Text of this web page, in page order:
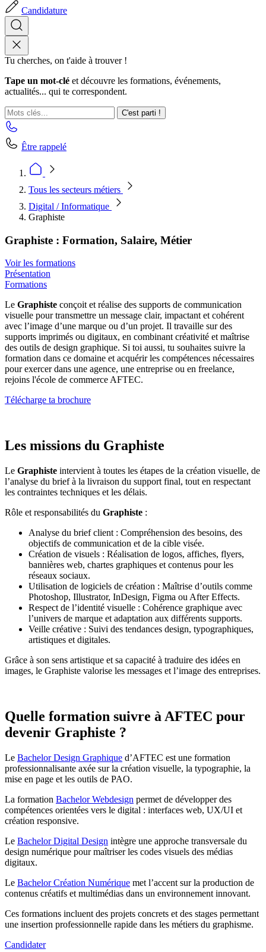
Candidature
Tu cherches, on t'aide à trouver !
Tape un mot-clé et découvre les formations, événements,
actualités... qui te correspondent.
C'est parti !
Être rappelé
Tous les secteurs métiers
Digital / Informatique
Graphiste
Graphiste : Formation, Salaire, Métier
Voir les formations
Présentation
Formations
Le Graphiste conçoit et réalise des supports de communication
visuelle pour transmettre un message clair, impactant et cohérent
avec l’image d’une marque ou d’un projet. Il travaille sur des
supports imprimés ou digitaux, en combinant créativité et maîtrise
des outils de design graphique. Si toi aussi, tu souhaites suivre la
formation dans ce domaine et acquérir les compétences nécessaires
pour exercer dans une agence, une entreprise ou en freelance,
rejoins l'école de commerce AFTEC.
Télécharge ta brochure
Les missions du Graphiste
Le Graphiste intervient à toutes les étapes de la création visuelle, de
l’analyse du brief à la livraison du support final, tout en respectant
les contraintes techniques et les délais.
Rôle et responsabilités du Graphiste :
Analyse du brief client : Compréhension des besoins, des
objectifs de communication et de la cible visée.
Création de visuels : Réalisation de logos, affiches, flyers,
bannières web, chartes graphiques et contenus pour les
réseaux sociaux.
Utilisation de logiciels de création : Maîtrise d’outils comme
Photoshop, Illustrator, InDesign, Figma ou After Effects.
Respect de l’identité visuelle : Cohérence graphique avec
l’univers de marque et adaptation aux différents supports.
Veille créative : Suivi des tendances design, typographiques,
artistiques et digitales.
Grâce à son sens artistique et sa capacité à traduire des idées en
images, le Graphiste valorise les messages et l’image des entreprises.
Quelle formation suivre à AFTEC pour
devenir Graphiste ?
Le Bachelor Design Graphique d’AFTEC est une formation
professionnalisante axée sur la création visuelle, la typographie, la
mise en page et les outils de PAO.
La formation Bachelor Webdesign permet de développer des
compétences orientées vers le digital : interfaces web, UX/UI et
création responsive.
Le Bachelor Digital Design intègre une approche transversale du
design numérique pour maîtriser les codes visuels des médias
digitaux.
Le Bachelor Création Numérique met l’accent sur la production de
contenus créatifs et multimédias dans un environnement innovant.
Ces formations incluent des projets concrets et des stages permettant
une insertion professionnelle rapide dans les métiers du graphisme.
Candidater